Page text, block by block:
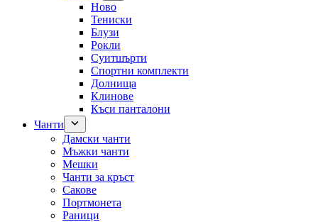
Ново
Тениски
Блузи
Рокли
Суитшърти
Спортни комплекти
Долнища
Клинове
Къси панталони
Чанти
Дамски чанти
Мъжки чанти
Мешки
Чанти за кръст
Сакове
Портмонета
Раници